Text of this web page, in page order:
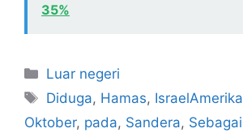
35%
Kategori
Luar negeri
Tag
Diduga, Hamas, IsraelAmerika
Oktober, pada, Sandera, Sebagai